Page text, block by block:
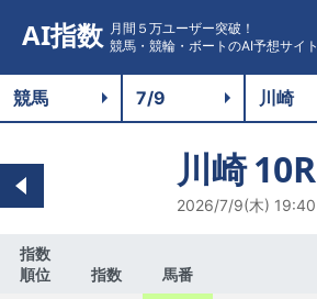
AI指数 月間５万ユーザー突破！
競馬・競輪・ボートのAI予想サイト
川崎10R
2026/7/9(木) 19:40
指数
順位
指数 馬番